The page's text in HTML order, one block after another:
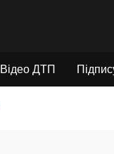
Відео ДТП